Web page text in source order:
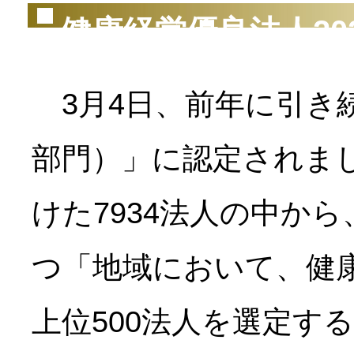
健康経営優良法人
3月4日、前年に引き
部門）」に認定されま
けた7934法人の中か
つ「地域において、健
上位500法人を選定す